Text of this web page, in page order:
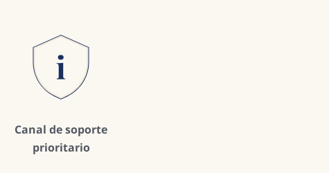
Canal de soporte
prioritario